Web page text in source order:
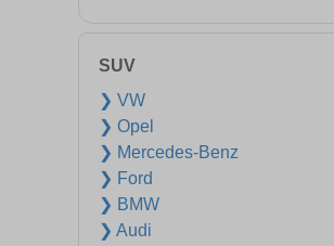
SUV
❯ VW
❯ Opel
❯ Mercedes-Benz
❯ Ford
❯ BMW
❯ Audi